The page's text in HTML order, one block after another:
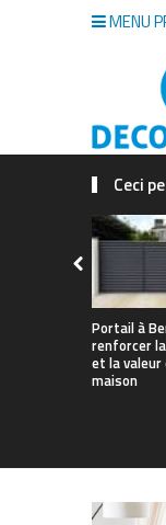
MENU
Ceci
Portail à
renforcer
et la
maison